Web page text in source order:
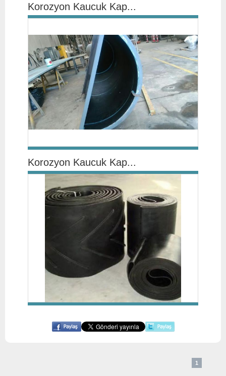
Korozyon Kaucuk Kap...
Korozyon Kaucuk Kap...
1